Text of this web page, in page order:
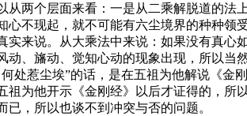
个层面来看：一是从二乘解脱道的法
心不现起，就不可能有六尘境界的种种
实来说。从大乘法中来说：如果没有真
动、旛动、觉知心动的现象出现，所以当
惹尘埃”的话，是在五祖为他解说《金
祖为他开示《金刚经》以后才证得的，
已，所以也谈不到冲突与否的问题。